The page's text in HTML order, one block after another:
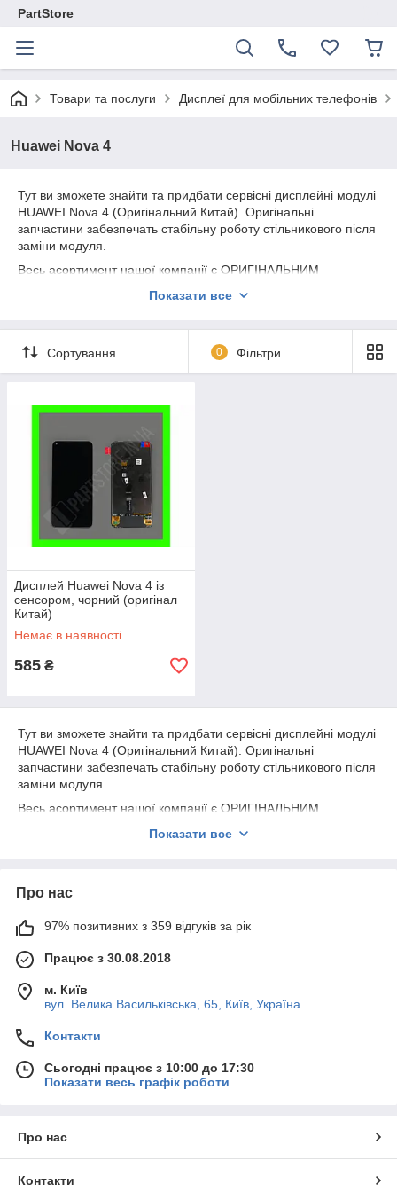
PartStore
Товари та послуги Дисплеї для мобільних телефонів
Huawei Nova 4
Тут ви зможете знайти та придбати сервісні дисплейні модулі
HUAWEI Nova 4 (Оригінальний Китай). Оригінальні
запчастини забезпечать стабільну роботу стільникового після
заміни модуля.
Весь асортимент нашої компанії є ОРИГІНАЛЬНИМ
Показати все
Сортування 0 Фільтри
Дисплей Huawei Nova 4 із
сенсором, чорний (оригінал
Китай)
Немає в наявності
585 ₴
Тут ви зможете знайти та придбати сервісні дисплейні модулі
HUAWEI Nova 4 (Оригінальний Китай). Оригінальні
запчастини забезпечать стабільну роботу стільникового після
заміни модуля.
Весь асортимент нашої компанії є ОРИГІНАЛЬНИМ
Показати все
Про нас
97% позитивних з 359 відгуків за рік
Працює з 30.08.2018
м. Київ
вул. Велика Васильківська, 65, Київ, Україна
Контакти
Сьогодні працює з 10:00 до 17:30
Показати весь графік роботи
Про нас
Контакти